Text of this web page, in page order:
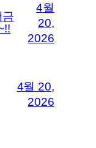
4월
20,
2026
4월 20,
2026